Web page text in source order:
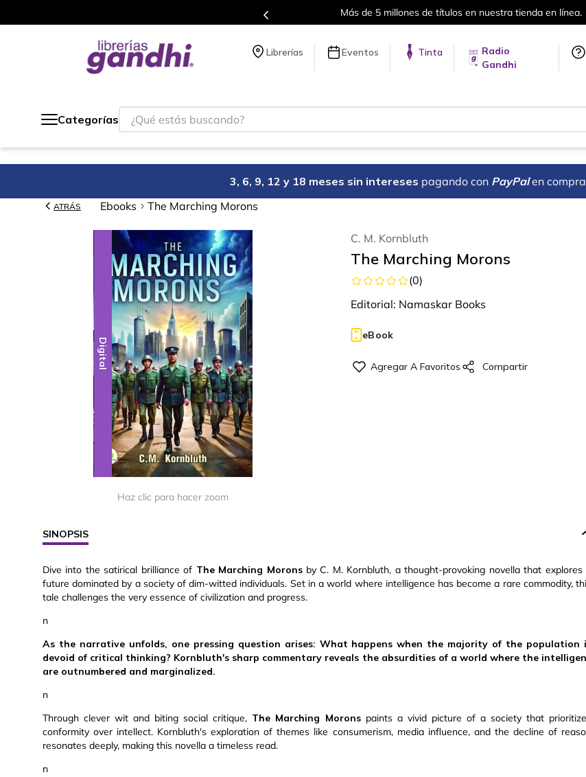
Más de 5 millones de títulos en nuestra tienda en línea.
Librerías Eventos Tinta
Radio
Gandhi
Categorías
¿Qué estás buscando?
3, 6, 9, 12 y 18 meses sin intereses pagando con PayPal en
ATRÁS Ebooks The Marching Morons
Digital
Haz clic para hacer zoom
C. M. Kornbluth
The Marching Morons
(0)
Editorial: Namaskar Books
eBook
SINOPSIS
Dive into the satirical brilliance of The Marching Moronsby C. M. Kornbluth, a thought-provoking novella that explores
future dominated by a society of dim-witted individuals. Set in a world where intelligence has become a rare commodity,
tale challenges the very essence of civilization and progress.
n
As the narrative unfolds, one pressing question arises: What happens when the majority of the population
devoid of critical thinking? Kornbluth's sharp commentary reveals the absurdities of a world where the
are outnumbered and marginalized.
n
Through clever wit and biting social critique, The Marching Moronspaints a vivid picture of a society that
conformity over intellect. Kornbluth's exploration of themes like consumerism, media influence, and the decline of
resonates deeply, making this novella a timeless read.
n